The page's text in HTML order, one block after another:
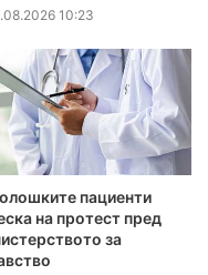
10:23
пациенти
на протест пред
за